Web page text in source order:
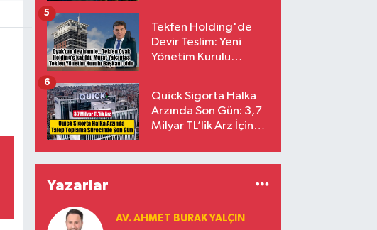
Tekfen Holding'de
Devir Teslim: Yeni
Yönetim Kurulu
5
Quick Sigorta Halka
Arzında Son Gün: 3,7
Milyar TL’lik Arz İçin
Eriyor
6
Yazarlar
AV. AHMET BURAK YALÇIN